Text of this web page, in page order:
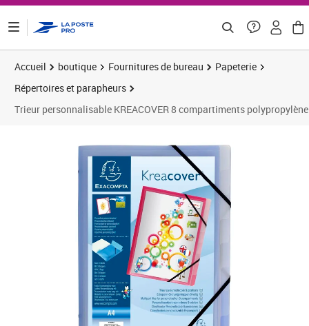
Accueil boutique Fournitures de bureau
Papeterie
Répertoires et parapheurs
Trieur personnalisable KREACOVER 8 compartiments